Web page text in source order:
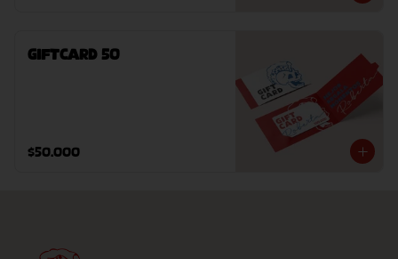
GiftCard 50
$50.000